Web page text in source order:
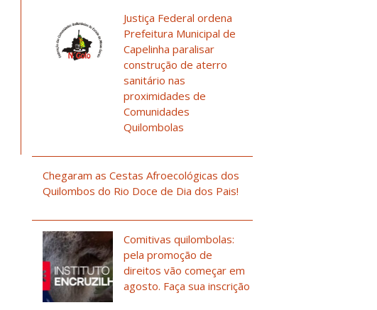
Justiça Federal ordena
Prefeitura Municipal de
Capelinha paralisar
construção de aterro
sanitário nas
proximidades de
Comunidades
Quilombolas
Chegaram as Cestas Afroecológicas dos
Quilombos do Rio Doce de Dia dos Pais!
Comitivas quilombolas:
pela promoção de
direitos vão começar em
agosto. Faça sua inscrição